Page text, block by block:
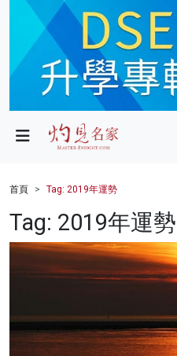
政局
財經
健康
商業
影片
首頁 Tag: 2019年運勢
Tag: 2019年運勢